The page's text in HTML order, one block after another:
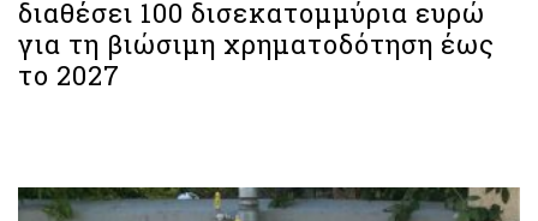
διαθέσει 100 δισεκατομμύρια ευρώ
για τη βιώσιμη χρηματοδότηση έως
το 2027